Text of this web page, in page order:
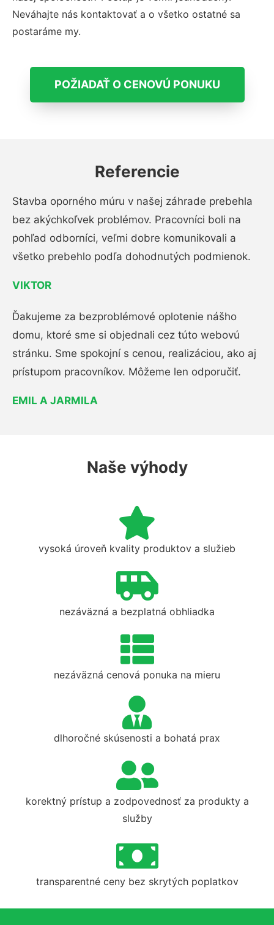
Neváhajte nás kontaktovať a o všetko ostatné sa
postaráme my.
POŽIADAŤ O CENOVÚ PONUKU
Referencie
Stavba oporného múru v našej záhrade prebehla
bez akýchkoľvek problémov. Pracovníci boli na
pohľad odborníci, veľmi dobre komunikovali a
všetko prebehlo podľa dohodnutých podmienok.
VIKTOR
Ďakujeme za bezproblémové oplotenie nášho
domu, ktoré sme si objednali cez túto webovú
stránku. Sme spokojní s cenou, realizáciou, ako aj
prístupom pracovníkov. Môžeme len odporučiť.
EMIL A JARMILA
Naše výhody
vysoká úroveň kvality produktov a služieb
nezáväzná a bezplatná obhliadka
nezáväzná cenová ponuka na mieru
dlhoročné skúsenosti a bohatá prax
korektný prístup a zodpovednosť za produkty a
služby
transparentné ceny bez skrytých poplatkov